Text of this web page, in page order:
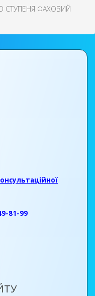
СТУПЕНЯ ФАХОВИЙ
81-99